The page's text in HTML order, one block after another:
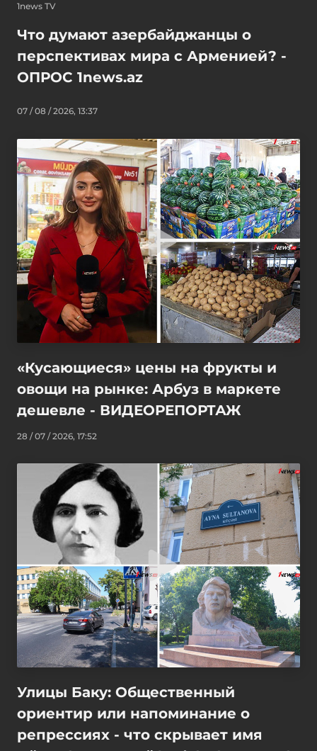
1news TV
Что думают азербайджанцы о
перспективах мира с Арменией? -
ОПРОС 1news.az
07 / 08 / 2026, 13:37
«Кусающиеся» цены на фрукты и
овощи на рынке: Арбуз в маркете
дешевле - ВИДЕОРЕПОРТАЖ
28 / 07 / 2026, 17:52
Улицы Баку: Общественный
ориентир или напоминание о
репрессиях - что скрывает имя